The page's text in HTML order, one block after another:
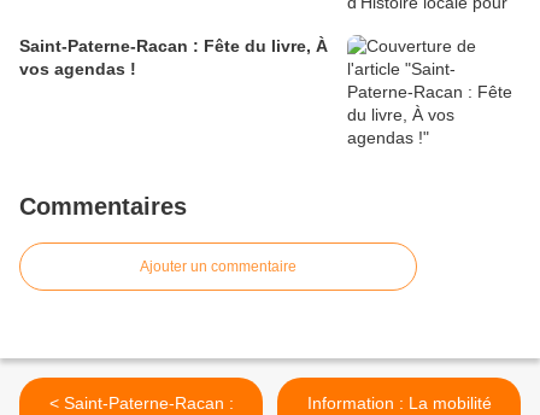
Saint-Paterne-Racan : Fête du livre, À
vos agendas !
Commentaires
Ajouter un commentaire
< Saint-Paterne-Racan :
Information : La mobilité